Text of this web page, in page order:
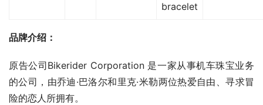
bracelet
品牌介绍：
原告公司Bikerider Corporation 是一家从事机车珠宝业务
的公司，由乔迪·巴洛尔和里克·米勒两位热爱自由、寻求冒
险的恋人所拥有。